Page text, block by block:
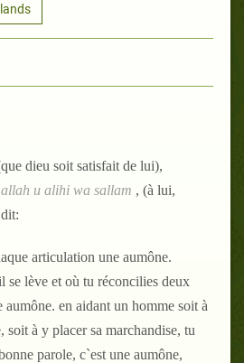
dieu soit satisfait de lui),
u alihi wa sallam , (à lui,
articulation une aumône.
se lève et où tu réconcilies deux
aumône. en aidant un homme soit à
soit à y placer sa marchandise, tu
parole, c`est une aumône,